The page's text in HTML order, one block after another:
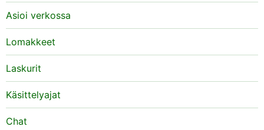
Asioi verkossa
Lomakkeet
Laskurit
Käsittelyajat
Chat